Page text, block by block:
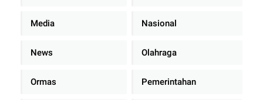
Media Nasional
News Olahraga
Ormas Pemerintahan